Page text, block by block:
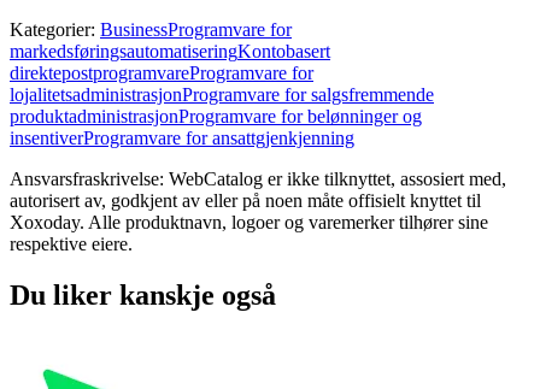
Kategorier: BusinessProgramvare for
markedsføringsautomatiseringKontobasert
direktepostprogramvareProgramvare for
lojalitetsadministrasjonProgramvare for salgsfremmende
produktadministrasjonProgramvare for belønninger og
insentiverProgramvare for ansattgjenkjenning
Ansvarsfraskrivelse: WebCatalog er ikke tilknyttet, assosiert med,
autorisert av, godkjent av eller på noen måte offisielt knyttet til
Xoxoday. Alle produktnavn, logoer og varemerker tilhører sine
respektive eiere.
Du liker kanskje også